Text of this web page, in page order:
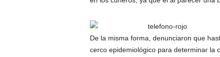
De la misma forma, denunciaron que
cerco epidemiológico para determinar la